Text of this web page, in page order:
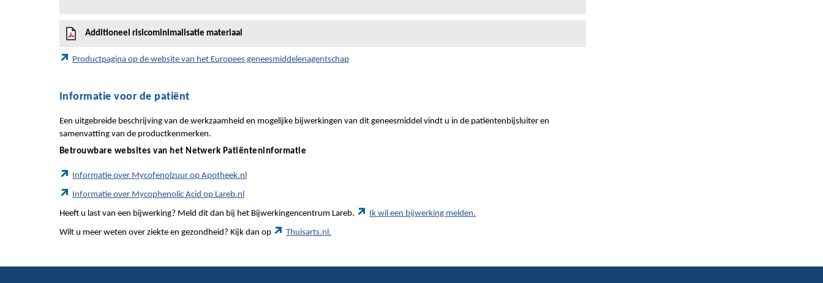
Additioneel risicominimalisatie materiaal
Productpagina op de website van het Europees geneesmiddelenagentschap
Informatie voor de patiënt
Een uitgebreide beschrijving van de werkzaamheid en mogelijke bijwerkingen van dit geneesmiddel vindt u in de patiëntenbijsluiter en
samenvatting van de productkenmerken.
Betrouwbare websites van het Netwerk Patiënteninformatie
Informatie over Mycofenolzuur op Apotheek.nl
Informatie over Mycophenolic Acid op Lareb.nl
Heeft u last van een bijwerking? Meld dit dan bij het Bijwerkingencentrum Lareb. Ik wil een bijwerking melden.
Wilt u meer weten over ziekte en gezondheid? Kijk dan op Thuisarts.nl.